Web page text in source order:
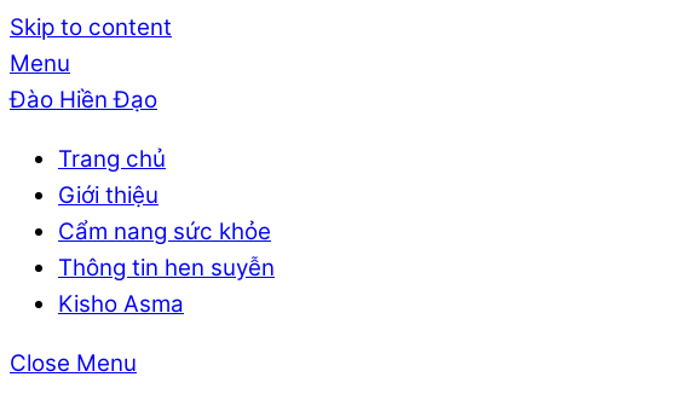
Skip to content
Menu
Đào Hiền Đạo
Trang chủ
Giới thiệu
Cẩm nang sức khỏe
Thông tin hen suyễn
Kisho Asma
Close Menu